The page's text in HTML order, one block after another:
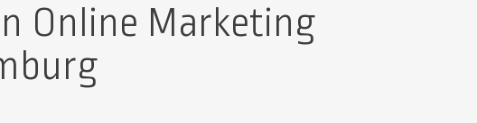
Online Marketing